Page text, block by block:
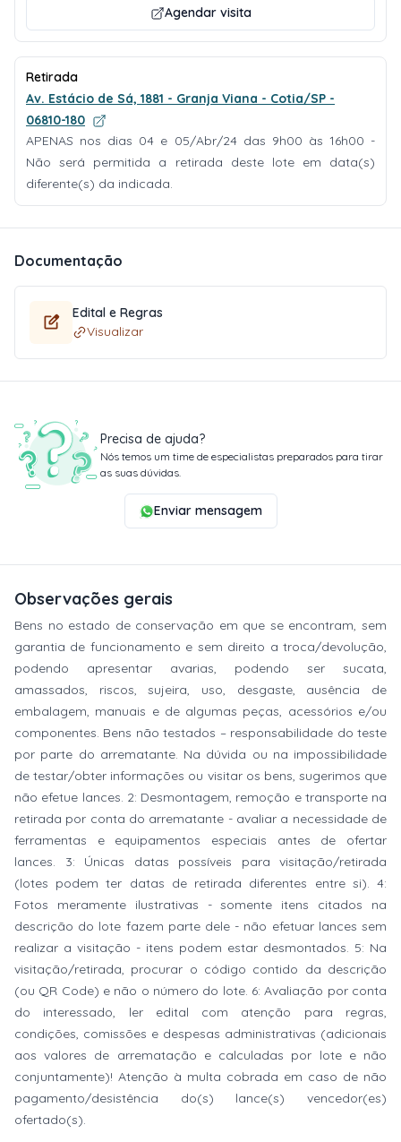
Agendar visita
Retirada
Av. Estácio de Sá, 1881 - Granja Viana - Cotia/SP -
06810-180
APENAS nos dias 04 e 05/Abr/24 das 9h00 às 16h00 -
Não será permitida a retirada deste lote em data(s)
diferente(s) da indicada.
Documentação
Edital e Regras
Visualizar
Precisa de ajuda?
Nós temos um time de especialistas preparados para tirar
as suas dúvidas.
Enviar mensagem
Observações gerais
Bens no estado de conservação em que se encontram, sem
garantia de funcionamento e sem direito a troca/devolução,
podendo apresentar avarias, podendo ser sucata,
amassados, riscos, sujeira, uso, desgaste, ausência de
embalagem, manuais e de algumas peças, acessórios e/ou
componentes. Bens não testados – responsabilidade do teste
por parte do arrematante. Na dúvida ou na impossibilidade
de testar/obter informações ou visitar os bens, sugerimos que
não efetue lances. 2: Desmontagem, remoção e transporte na
retirada por conta do arrematante - avaliar a necessidade de
ferramentas e equipamentos especiais antes de ofertar
lances. 3: Únicas datas possíveis para visitação/retirada
(lotes podem ter datas de retirada diferentes entre si). 4:
Fotos meramente ilustrativas - somente itens citados na
descrição do lote fazem parte dele - não efetuar lances sem
realizar a visitação - itens podem estar desmontados. 5: Na
visitação/retirada, procurar o código contido da descrição
(ou QR Code) e não o número do lote. 6: Avaliação por conta
do interessado, ler edital com atenção para regras,
condições, comissões e despesas administrativas (adicionais
aos valores de arrematação e calculadas por lote e não
conjuntamente)! Atenção à multa cobrada em caso de não
pagamento/desistência do(s) lance(s) vencedor(es)
ofertado(s).